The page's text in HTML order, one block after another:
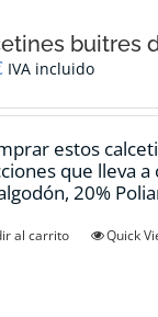
buitres
IVA incluido
estos
que lleva
20%
al carrito Quick